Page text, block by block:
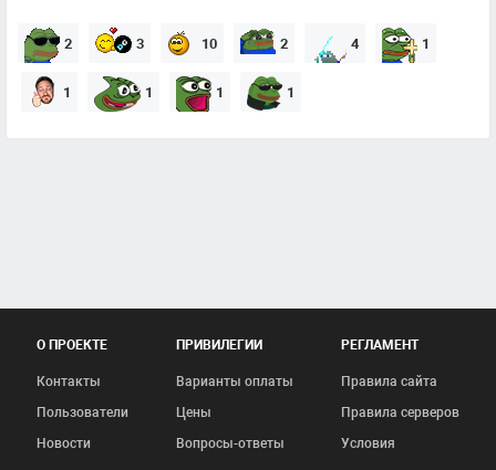
2 3 10 2 4 1
1 1 1 1
О ПРОЕКТЕ
Контакты
Пользователи
Новости
ПРИВИЛЕГИИ
Варианты оплаты
Цены
Вопросы-ответы
РЕГЛАМЕНТ
Правила сайта
Правила серверов
Условия